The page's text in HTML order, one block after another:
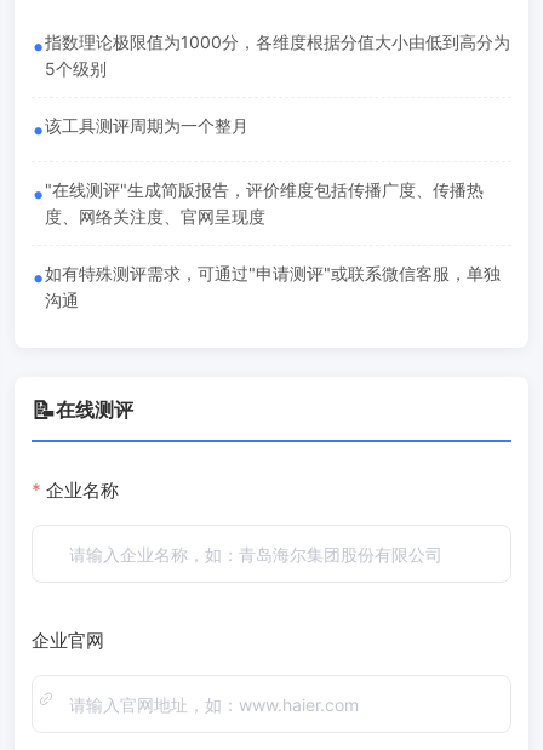
•指数理论极限值为1000分，各维度根据分值大小由低到高分为
5个级别
•该工具测评周期为一个整月
•"在线测评"生成简版报告，评价维度包括传播广度、传播热
度、网络关注度、官网呈现度
•如有特殊测评需求，可通过"申请测评"或联系微信客服，单独
沟通
📝在线测评
企业名称
企业官网